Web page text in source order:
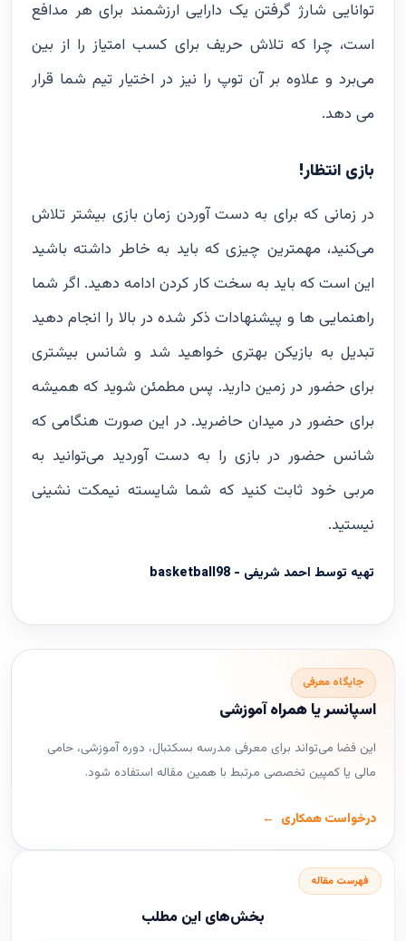
توانایی شارژ گرفتن یک دارایی ارزشمند برای هر مدافع
است، چرا که تلاش حریف برای کسب امتیاز را از بین
می‌برد و علاوه بر آن توپ را نیز در اختیار تیم شما قرار
می دهد.
بازی انتظار!
در زمانی که برای به دست آوردن زمان بازی بیشتر تلاش
می‌کنید، مهمترین چیزی که باید به خاطر داشته باشید
این است که باید به سخت کار کردن ادامه دهید. اگر شما
راهنمایی ها و پیشنهادات ذکر شده در بالا را انجام دهید
تبدیل به بازیکن بهتری خواهید شد و شانس بیشتری
برای حضور در زمین دارید. پس مطمئن شوید که همیشه
برای حضور در میدان حاضرید. در این صورت هنگامی که
شانس حضور در بازی را به دست آوردید می‌توانید به
مربی خود ثابت کنید که شما شایسته نیمکت نشینی
نیستید.
تهیه توسط احمد شریفی - basketball98
جایگاه معرفی
اسپانسر یا همراه آموزشی
این فضا می‌تواند برای معرفی مدرسه بسکتبال، دوره آموزشی، حامی
مالی یا کمپین تخصصی مرتبط با همین مقاله استفاده شود.
درخواست همکاری
فهرست مقاله
بخش‌های این مطلب